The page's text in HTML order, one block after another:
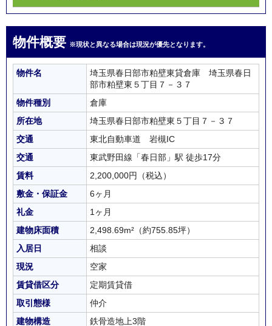
物件概要 ※現状と異なる場合は現況が優先となります。
物件名
埼玉県春日部市粕壁東貸倉庫 埼玉県春日
部市粕壁東５丁目７－３７
物件種別
倉庫
所在地
埼玉県春日部市粕壁東５丁目７－３７
交通
東北自動車道 岩槻IC
交通
東武野田線「春日部」駅 徒歩17分
賃料
2,200,000円（税込）
敷金・保証金
6ヶ月
礼金
1ヶ月
建物床面積
2,498.69m² （約755.85坪）
入居日
相談
現況
空家
賃貸借区分
定期賃貸借
取引態様
仲介
建物構造
鉄骨造地上3階